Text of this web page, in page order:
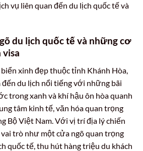
vụ liên quan đến du lịch quốc tế và
du lịch quốc tế và những cơ
xinh đẹp thuộc tỉnh Khánh Hòa,
đến du lịch nổi tiếng với những bãi
trong xanh và khí hậu ôn hòa quanh
tâm kinh tế, văn hóa quan trọng
Bộ Việt Nam. Với vị trí địa lý chiến
trò như một cửa ngõ quan trọng
quốc tế, thu hút hàng triệu du khách